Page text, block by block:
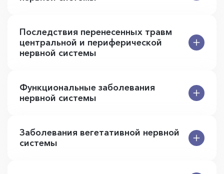
Последствия перенесенных травм
центральной и периферической
нервной системы
Функциональные заболевания
нервной системы
Заболевания вегетативной нервной
системы